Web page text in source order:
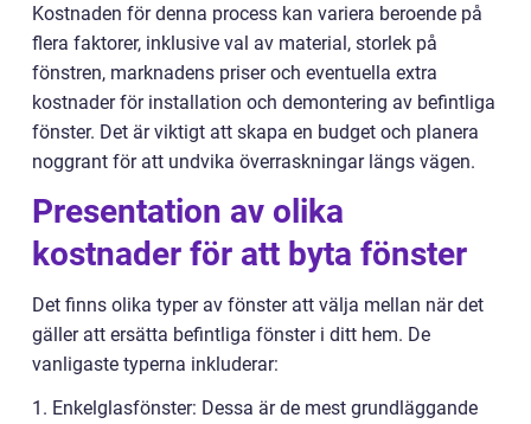
Kostnaden för denna process kan variera beroende på
flera faktorer, inklusive val av material, storlek på
fönstren, marknadens priser och eventuella extra
kostnader för installation och demontering av befintliga
fönster. Det är viktigt att skapa en budget och planera
noggrant för att undvika överraskningar längs vägen.
Presentation av olika
kostnader för att byta fönster
Det finns olika typer av fönster att välja mellan när det
gäller att ersätta befintliga fönster i ditt hem. De
vanligaste typerna inkluderar:
1. Enkelglasfönster: Dessa är de mest grundläggande